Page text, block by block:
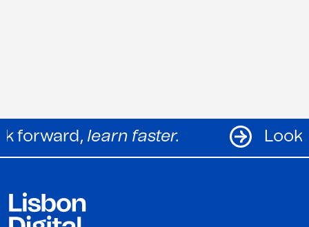
Look forward, learn faster.